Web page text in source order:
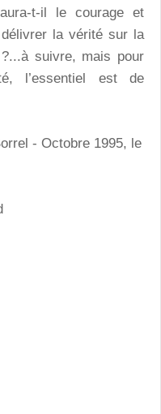
t-il le courage et
délivrer la vérité sur la
suivre, mais pour
l’essentiel est de
- Octobre 1995, le